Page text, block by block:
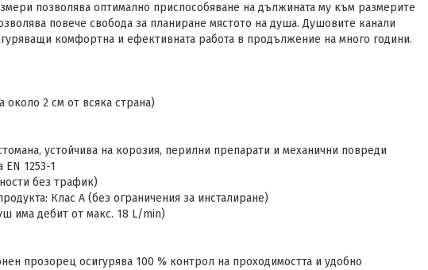
позволява оптимално приспособяване на дължината му към размерите
повече свобода за планиране мястото на душа. Душовите канали
комфортна и ефективната работа в продължение на много години.
2 см от всяка страна)
устойчива на корозия, перилни препарати и механични повреди
EN 1253-1
без трафик)
Клас A (без ограничения за инсталиране)
има дебит от макс. 18 L/min)
прозорец осигурява 100 % контрол на проходимостта и удобно